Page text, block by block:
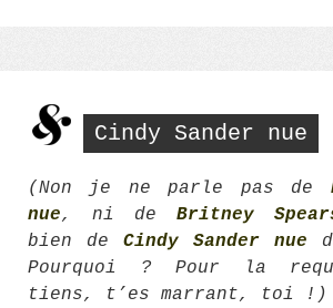
Cindy Sander nue
(Non je ne parle pas de
nue, ni de Britney
bien de Cindy Sander nue
Pourquoi ? Pour la
tiens, t’es marrant, toi !)